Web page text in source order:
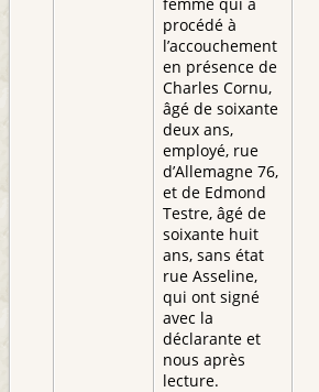
procédé à
l’accouchement
en présence de
Charles Cornu,
âgé de soixante
deux ans,
employé, rue
d’Allemagne 76,
et de Edmond
Testre, âgé de
soixante huit
ans, sans état
rue Asseline,
qui ont signé
avec la
déclarante et
nous après
lecture.